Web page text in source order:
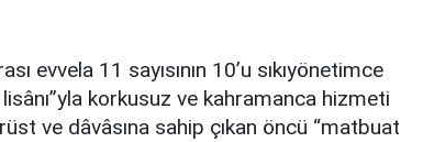
evvela 11 sayısının 10’u sıkıyönetimce
korkusuz ve kahramanca hizmeti
ve dâvâsına sahip çıkan öncü “matbuat